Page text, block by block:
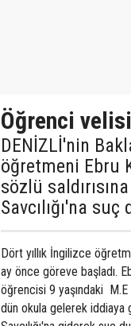
Öğrenci
DENİZLİ'nin
öğretmeni Ebru
sözlü
Savcılığı'na
Dört yıllık İngilizce
ay önce göreve başladı.
öğrencisi 9 yaşındaki
dün okula gelerek iddiaya